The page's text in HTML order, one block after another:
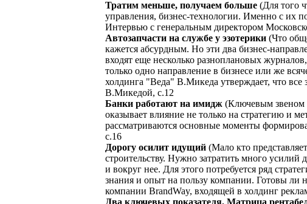
Тратим меньше, получаем больше (Для того
управления, бизнес-технологии. Именно с
Интервью с генеральным директором
Автозапчасти на службе у эзотерики (Что
кажется абсурдным. Но эти два бизнес-
входят еще несколько разноплановых
только одно направление в бизнесе или же
холдинга "Веда" В.Микеда утверждает, что
В.Микедой, с.12
Банки работают на имидж (Ключевым звеном
оказывает влияние не только на стратегию и
рассматриваются основные моменты
с.16
Дорогу осилит идущий (Мало кто
строительству. Нужно затратить много
и вокруг нее. Для этого потребуется ряд
знания и опыт на пользу компании. Готовы ли
компании BrandWay, входящей в холдинг
Два ключевых показателя. Матрица